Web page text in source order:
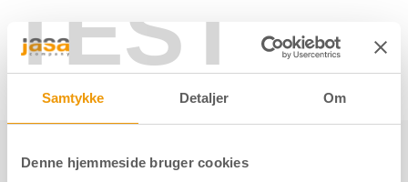
TEST
Samtykke Detaljer Om
Denne hjemmeside bruger cookies